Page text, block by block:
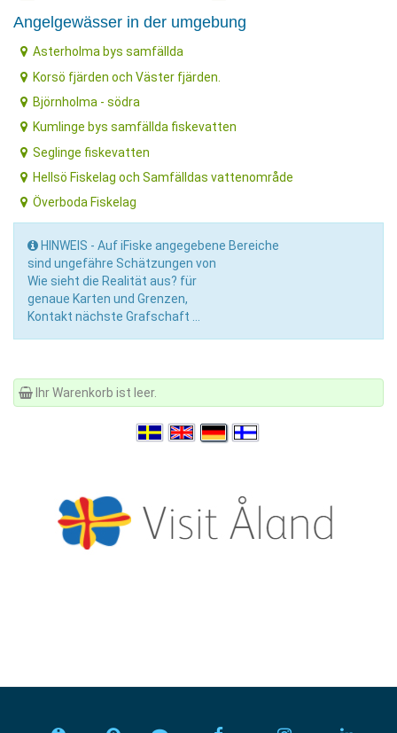
Angelgewässer in der umgebung
Asterholma bys samfällda
Korsö fjärden och Väster fjärden.
Björnholma - södra
Kumlinge bys samfällda fiskevatten
Seglinge fiskevatten
Hellsö Fiskelag och Samfälldas vattenområde
Överboda Fiskelag
HINWEIS - Auf iFiske angegebene Bereiche
sind ungefähre Schätzungen von
Wie sieht die Realität aus? für
genaue Karten und Grenzen,
Kontakt nächste Grafschaft ...
Ihr Warenkorb ist leer.